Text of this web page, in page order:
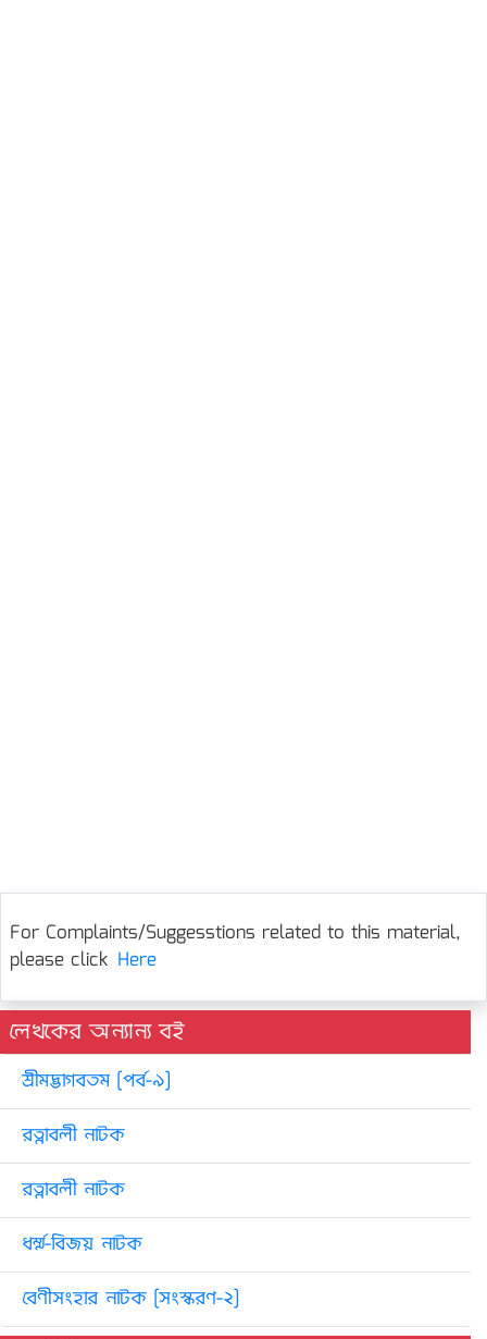
For Complaints/Suggesstions related to this material,
please click Here
লেখকের অন্যান্য বই
শ্রীমদ্ভাগবতম [পর্ব-৯]
রত্নাবলী নাটক
রত্নাবলী নাটক
ধর্ম্ম-বিজয় নাটক
বেণীসংহার নাটক [সংস্করণ-২]